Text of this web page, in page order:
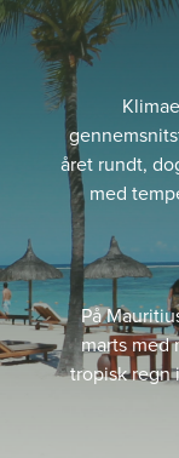
året rundt,
med
På
marts med
tropisk regn